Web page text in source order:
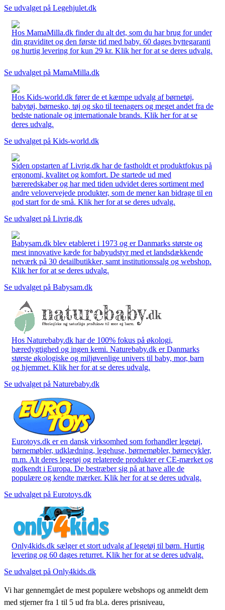
Se udvalget på Legehjulet.dk
Hos MamaMilla.dk finder du alt det, som du har brug for under
din graviditet og den første tid med baby. 60 dages byttegaranti
og hurtig levering for kun 29 kr. Klik her for at se deres udvalg.
Se udvalget på MamaMilla.dk
Hos Kids-world.dk fører de et kæmpe udvalg af børnetøj,
babytøj, børnesko, tøj og sko til teenagers og meget andet fra de
bedste nationale og internationale brands. Klik her for at se
deres udvalg.
Se udvalget på Kids-world.dk
Siden opstarten af Livrig.dk har de fastholdt et produktfokus på
ergonomi, kvalitet og komfort. De startede ud med
bæreredskaber og har med tiden udvidet deres sortiment med
andre velovervejede produkter, som de mener kan bidrage til en
god start for de små. Klik her for at se deres udvalg.
Se udvalget på Livrig.dk
Babysam.dk blev etableret i 1973 og er Danmarks største og
mest innovative kæde for babyudstyr med et landsdækkende
netværk på 30 detailbutikker, samt institutionssalg og webshop.
Klik her for at se deres udvalg.
Se udvalget på Babysam.dk
Hos Naturebaby.dk har de 100% fokus på økologi,
bæredygtighed og ingen kemi. Naturebaby.dk er Danmarks
største økologiske og miljøvenlige univers til baby, mor, barn
og hjemmet. Klik her for at se deres udvalg.
Se udvalget på Naturebaby.dk
Eurotoys.dk er en dansk virksomhed som forhandler legetøj,
børnemøbler, udklædning, legehuse, børnemøbler, børnecykler,
m.m. Alt deres legetøj og relaterede produkter er CE-mærket og
godkendt i Europa. De bestræber sig på at have alle de
populære og kendte mærker. Klik her for at se deres udvalg.
Se udvalget på Eurotoys.dk
Only4kids.dk sælger et stort udvalg af legetøj til børn. Hurtig
levering og 60 dages returret. Klik her for at se deres udvalg.
Se udvalget på Only4kids.dk
Vi har gennemgået de mest populære webshops og anmeldt dem
med stjerner fra 1 til 5 ud fra bl.a. deres prisniveau,